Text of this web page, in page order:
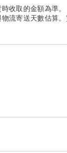
收取的金額為準。
流寄送天數估算